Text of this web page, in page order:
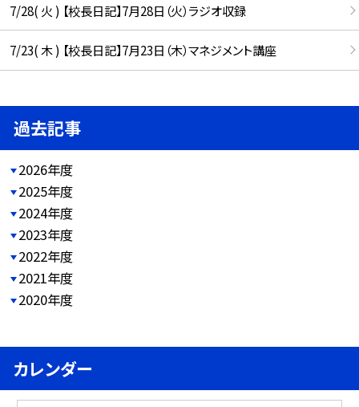
7/28( 火 ) 【校長日記】7月28日（火）ラジオ収録
7/23( 木 ) 【校長日記】7月23日（木）マネジメント講座
過去記事
2026年度
2025年度
2024年度
2023年度
2022年度
2021年度
2020年度
カレンダー